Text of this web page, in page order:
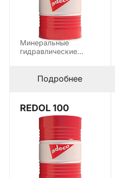
Минеральные
гидравлические
среды в
гидростатических…
Подробнее
REDOL 100